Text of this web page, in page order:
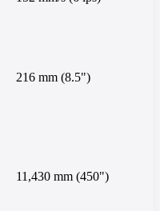
216 mm (8.5")
11,430 mm (450")